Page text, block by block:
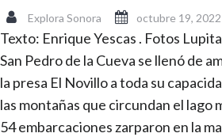
Explora Sonora octubre 19, 2022
Texto: Enrique Yescas . Fotos
San Pedro de la Cueva se llenó de
la presa El Novillo a toda su
las montañas que circundan el lago
54 embarcaciones zarparon en la